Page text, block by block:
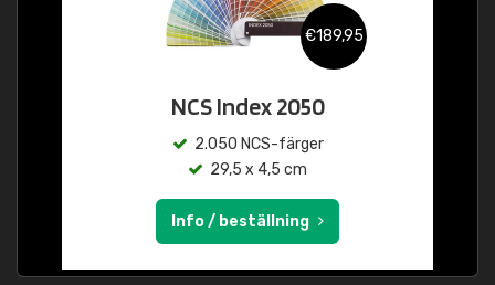
€189,95
NCS Index 2050
2.050 NCS-färger
29,5 x 4,5 cm
Info / beställning